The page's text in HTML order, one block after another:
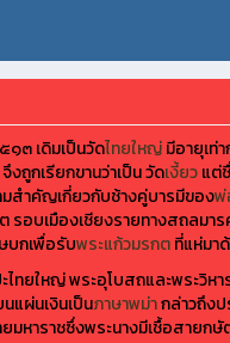
๑๓ เดิมเป็นวัดไทยใหญ่มีอายุเท่
ถูกเรียกขานว่าเป็น วัดเงี้ยวแต่
สำคัญเกี่ยวกับช้างคู่บารมีของพ่
รอบเมืองเชียงรายทางสถลมา
บกเพื่อรับพระแก้วมรกตที่แห่มา
ไทยใหญ่ พระอุโบสถและพระวิห
แผ่นเงินเป็นภาษาพม่ากล่าวถึง
มหาราชซึ่งพระนางมีเชื้อสายก